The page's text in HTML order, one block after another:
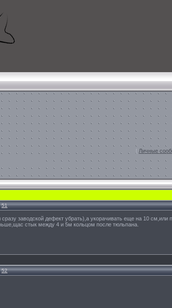
[ Личные
51
заводской дефект убрать),а укорачивать еще на 10 см,или
стык между 4 и 5м кольцом после тюльпана.
52